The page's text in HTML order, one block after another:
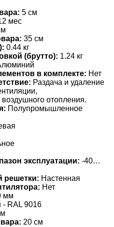
5 см
мес
35 см
0.44 кг
(брутто): 1.24 кг
в комплекте: Нет
Раздача и удаление
отопления.
Полупромышленное
эксплуатации: -40…
решетки: Настенная
Нет
мм
- RAL 9016
20 см